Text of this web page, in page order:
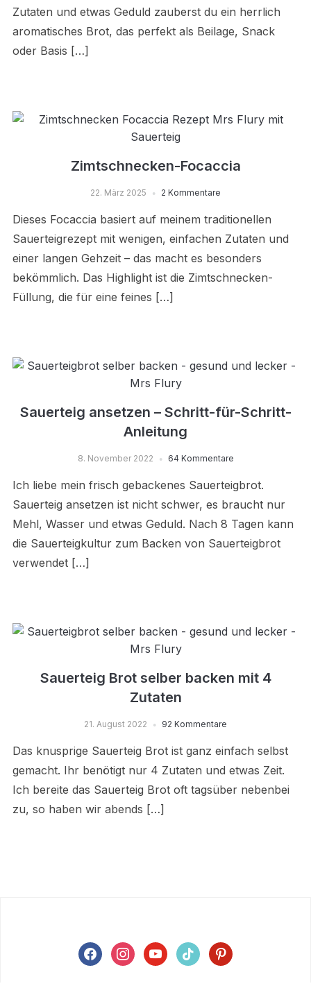
Zutaten und etwas Geduld zauberst du ein herrlich
aromatisches Brot, das perfekt als Beilage, Snack
oder Basis […]
Zimtschnecken-Focaccia
22. März 2025 2 Kommentare
Dieses Focaccia basiert auf meinem traditionellen
Sauerteigrezept mit wenigen, einfachen Zutaten und
einer langen Gehzeit – das macht es besonders
bekömmlich. Das Highlight ist die Zimtschnecken-
Füllung, die für eine feines […]
Sauerteig ansetzen – Schritt-für-Schritt-
Anleitung
8. November 2022 64 Kommentare
Ich liebe mein frisch gebackenes Sauerteigbrot.
Sauerteig ansetzen ist nicht schwer, es braucht nur
Mehl, Wasser und etwas Geduld. Nach 8 Tagen kann
die Sauerteigkultur zum Backen von Sauerteigbrot
verwendet […]
Sauerteig Brot selber backen mit 4
Zutaten
21. August 2022 92 Kommentare
Das knusprige Sauerteig Brot ist ganz einfach selbst
gemacht. Ihr benötigt nur 4 Zutaten und etwas Zeit.
Ich bereite das Sauerteig Brot oft tagsüber nebenbei
zu, so haben wir abends […]
facebookinstagramyoutubetiktok pinterest